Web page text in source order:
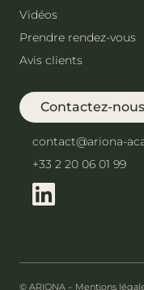
Vidéos
Prendre rendez-vous
Avis clients
Contactez-nous
contact@ariona-
+33 2 20 06 01 99
© ARIONA – Mentions